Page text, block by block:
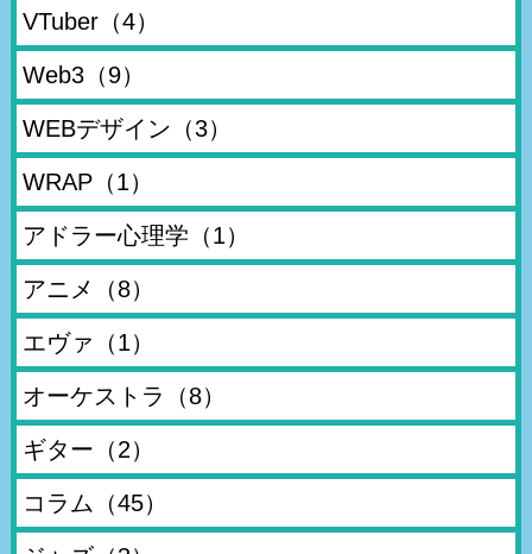
VTuber（4）
Web3（9）
WEBデザイン （3）
WRAP（1）
アドラー心理学 （1）
アニメ （8）
エヴァ （1）
オーケストラ （8）
ギター （2）
コラム （45）